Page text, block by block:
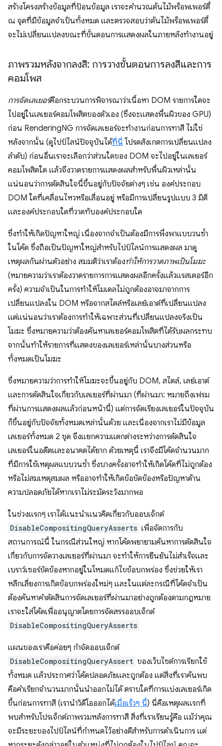
สร้างโครงสร้างข้อมูลที่ป้อนข้อมูล เราจะคํานวณต้นไม้พร็อพเพอร์ตี้
ณ จุดที่มีข้อมูลจําเป็นทั้งหมด และตรวจสอบว่าต้นไม้พร็อพเพอร์ตี้
จะไม่เปลี่ยนแปลงขณะที่ขั้นตอนการแสดงผลในภายหลังทํางานอยู่
ภาพรวมหลังจากลงสี: การวางขั้นตอนการลงสีและการ
คอมโพส
การจัดเลเยอร์คือกระบวนการพิจารณาว่าเนื้อหา DOM รายการใดจะ
ไปอยู่ในเลเยอร์คอมโพสิตของตัวเอง (ซึ่งจะแสดงพื้นผิวของ GPU)
ก่อน RenderingNG การจัดเลเยอร์จะทำงานก่อนการทาสี ไม่ใช่
หลังจากนั้น (ดูไปป์ไลน์ปัจจุบันได้ที่นี่ โปรดสังเกตการเปลี่ยนแปลง
ลำดับ) ก่อนอื่นเราจะเลือกว่าส่วนใดของ DOM จะไปอยู่ในเลเยอร์
คอมโพสิตใด แล้วจึงวาดรายการแสดงผลสำหรับพื้นผิวเหล่านั้น
แน่นอนว่าการตัดสินใจนี้ขึ้นอยู่กับปัจจัยต่างๆ เช่น องค์ประกอบ
DOM ใดที่เคลื่อนไหวหรือเลื่อนอยู่ หรือมีการเปลี่ยนรูปแบบ 3 มิติ
และองค์ประกอบใดที่วาดทับองค์ประกอบใด
ซึ่งทำให้เกิดปัญหาใหญ่ เนื่องจากจำเป็นต้องมีการพึ่งพาแบบวนซ้ำ
ในโค้ด ซึ่งถือเป็นปัญหาใหญ่สำหรับไปป์ไลน์การแสดงผล มาดู
เหตุผลกันผ่านตัวอย่าง สมมติว่าเราต้องทำให้การวาดภาพเป็นโมฆะ
(หมายความว่าเราต้องวาดรายการการแสดงผลอีกครั้งแล้วแรสเตอร์อีก
ครั้ง) ความจำเป็นในการทำให้โมเดลไม่ถูกต้องอาจมาจากการ
เปลี่ยนแปลงใน DOM หรือจากสไตล์หรือเลย์เอาต์ที่เปลี่ยนแปลง
แต่แน่นอนว่าเราต้องการทำให้เฉพาะส่วนที่เปลี่ยนแปลงจริงเป็น
โมฆะ ซึ่งหมายความว่าต้องค้นหาเลเยอร์คอมโพสิตที่ได้รับผลกระทบ
จากนั้นทำให้รายการที่แสดงของเลเยอร์เหล่านั้นบางส่วนหรือ
ทั้งหมดเป็นโมฆะ
ซึ่งหมายความว่าการทำให้โมฆะจะขึ้นอยู่กับ DOM, สไตล์, เลย์เอาต์
และการตัดสินใจเกี่ยวกับเลเยอร์ที่ผ่านมา (ที่ผ่านมา: หมายถึงเฟรม
ที่ผ่านการแสดงผลแล้วก่อนหน้านี้) แต่การจัดเรียงเลเยอร์ในปัจจุบัน
ก็ขึ้นอยู่กับปัจจัยทั้งหมดเหล่านั้นด้วย และเนื่องจากเราไม่มีข้อมูล
เลเยอร์ทั้งหมด 2 ชุด จึงแยกความแตกต่างระหว่างการตัดสินใจ
เลเยอร์ในอดีตและอนาคตได้ยาก ด้วยเหตุนี้ เราจึงมีโค้ดจำนวนมาก
ที่มีการใช้เหตุผลแบบวนซ้ำ ซึ่งบางครั้งอาจทำให้เกิดโค้ดที่ไม่ถูกต้อง
หรือไม่สมเหตุสมผล หรืออาจทำให้เกิดข้อขัดข้องหรือปัญหาด้าน
ความปลอดภัยได้หากเราไม่ระมัดระวังมากพอ
ในช่วงแรกๆ เราได้แนะนำแนวคิดเกี่ยวกับออบเจ็กต์
DisableCompositingQueryAsserts เพื่อจัดการกับ
สถานการณ์นี้ ในกรณีส่วนใหญ่ หากโค้ดพยายามค้นหาการตัดสินใจ
เกี่ยวกับการจัดวางเลเยอร์ที่ผ่านมา จะทำให้การยืนยันไม่สำเร็จและ
เบราว์เซอร์ขัดข้องหากอยู่ในโหมดแก้ไขข้อบกพร่อง ซึ่งช่วยให้เรา
หลีกเลี่ยงการเกิดข้อบกพร่องใหม่ๆ และในแต่ละกรณีที่โค้ดจําเป็น
ต้องค้นหาคําตัดสินการจัดเลเยอร์ที่ผ่านมาอย่างถูกต้องตามกฎหมาย
เราจะใส่โค้ดเพื่ออนุญาตโดยการจัดสรรออบเจ็กต์
DisableCompositingQueryAsserts
แผนของเราคือค่อยๆ กำจัดออบเจ็กต์
DisableCompositingQueryAssert ของเว็บไซต์การเรียกใช้
ทั้งหมด แล้วประกาศว่าโค้ดปลอดภัยและถูกต้อง แต่สิ่งที่เราค้นพบ
คือคำเรียกจำนวนมากนั้นนำออกไม่ได้ ตราบใดที่การแบ่งเลเยอร์เกิด
ขึ้นก่อนการทาสี (เรานำวิดีโอออกได้เมื่อเร็วๆ นี้) นี่คือเหตุผลแรกที่
พบสำหรับโปรเจ็กต์ภาพรวมหลังการทาสี สิ่งที่เราเรียนรู้คือ แม้ว่าคุณ
จะมีระยะของไปป์ไลน์ที่กําหนดไว้อย่างดีสําหรับการดำเนินการ แต่